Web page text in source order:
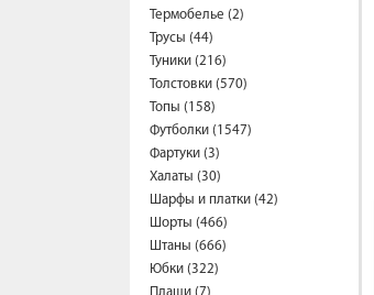
Термобелье (2)
Трусы (44)
Туники (216)
Толстовки (570)
Топы (158)
Футболки (1547)
Фартуки (3)
Халаты (30)
Шарфы и платки (42)
Шорты (466)
Штаны (666)
Юбки (322)